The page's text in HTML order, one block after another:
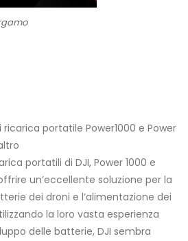
portatile Power1000 e Power
portatili di DJI, Power 1000 e
un’eccellente soluzione per la
dei droni e l’alimentazione dei
la loro vasta esperienza
delle batterie, DJI sembra